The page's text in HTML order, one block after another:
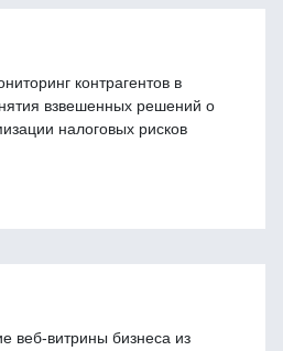
контрагентов в
взвешенных решений о
налоговых рисков
веб-витрины бизнеса из